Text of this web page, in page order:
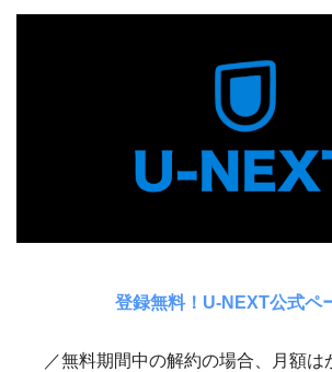
登録無料！U-NEXT公式ペ
／無料期間中の解約の場合、月額は